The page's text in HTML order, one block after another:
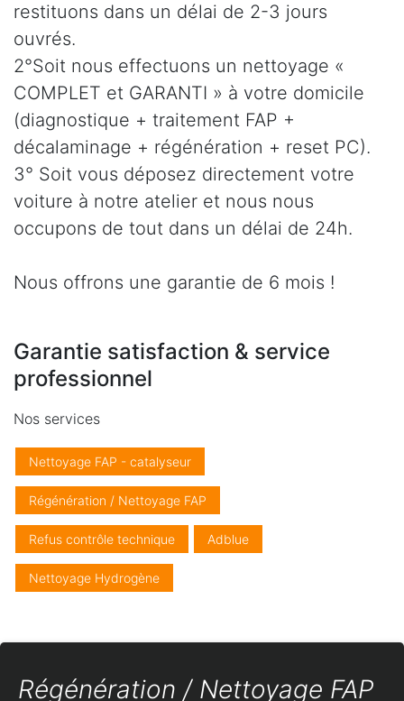
restituons dans un délai de 2-3 jours
ouvrés.
2°Soit nous effectuons un nettoyage «
COMPLET et GARANTI » à votre domicile
(diagnostique + traitement FAP +
décalaminage + régénération + reset PC).
3° Soit vous déposez directement votre
voiture à notre atelier et nous nous
occupons de tout dans un délai de 24h.
Nous offrons une garantie de 6 mois !
Garantie satisfaction & service
professionnel
Nos services
Nettoyage FAP - catalyseur
Régénération / Nettoyage FAP
Refus contrôle technique Adblue
Nettoyage Hydrogène
Régénération / Nettoyage FAP